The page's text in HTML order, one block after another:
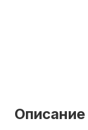
Описание